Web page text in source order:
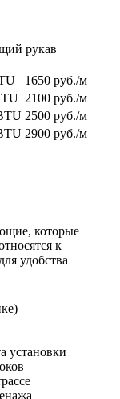
рукав
1650 руб./м
2100 руб./м
2500 руб./м
2900 руб./м
которые
к
удобства
установки